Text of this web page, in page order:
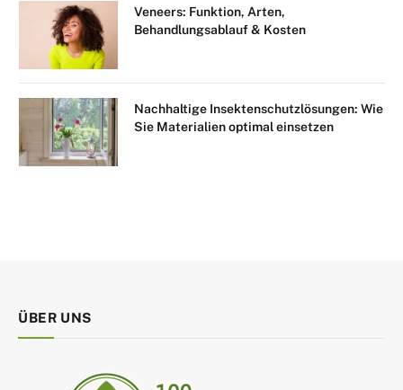
Veneers: Funktion, Arten,
Behandlungsablauf & Kosten
Nachhaltige Insektenschutzlösungen: Wie
Sie Materialien optimal einsetzen
ÜBER UNS